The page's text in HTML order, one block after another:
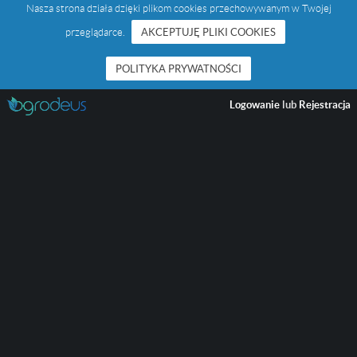
Nasza strona działa dzięki plikom cookies przechowywanym w Twojej
przeglądarce.
AKCEPTUJĘ PLIKI COOKIES
POLITYKA PRYWATNOŚCI
Logowanie lub Rejestracja